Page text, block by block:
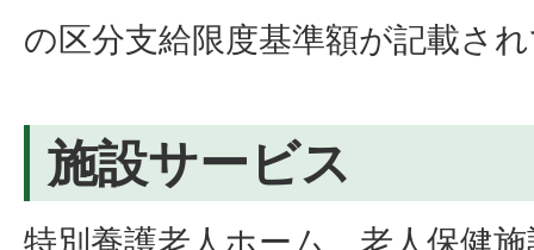
の区分支給限度基準額が記載さ
施設サービス
特別養護老人ホーム、老人保健